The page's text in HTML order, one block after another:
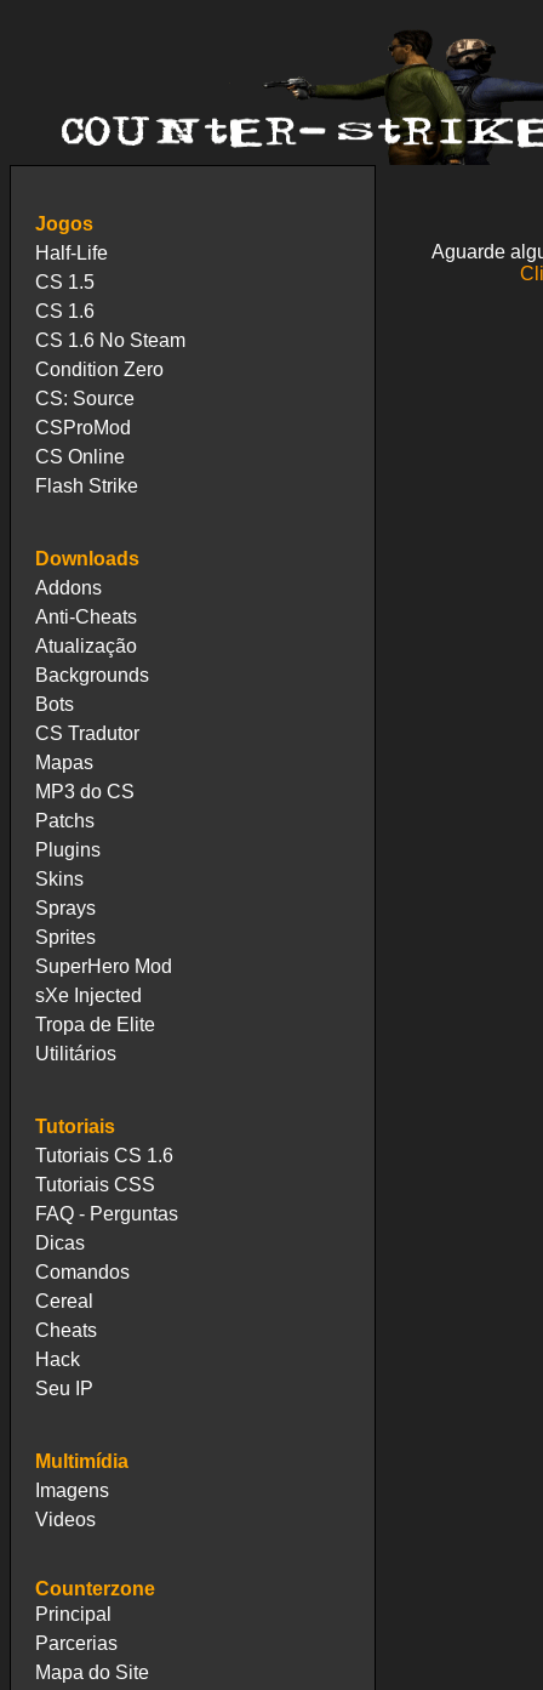
Jogos
Half-Life
CS 1.5
CS 1.6
CS 1.6 No Steam
Condition Zero
CS: Source
CSProMod
CS Online
Flash Strike
Downloads
Addons
Anti-Cheats
Atualização
Backgrounds
Bots
CS Tradutor
Mapas
MP3 do CS
Patchs
Plugins
Skins
Sprays
Sprites
SuperHero Mod
sXe Injected
Tropa de Elite
Utilitários
Tutoriais
Tutoriais CS 1.6
Tutoriais CSS
FAQ - Perguntas
Dicas
Comandos
Cereal
Cheats
Hack
Seu IP
Multimídia
Imagens
Videos
Counterzone
Principal
Parcerias
Mapa do Site
Aguarde